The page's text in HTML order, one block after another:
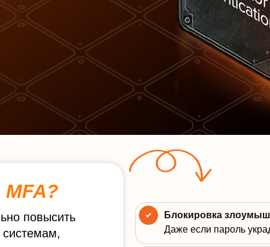
повысить
системам,
Даже если пароль
Блокировка